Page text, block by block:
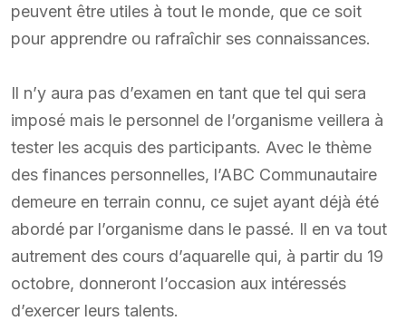
peuvent être utiles à tout le monde, que ce soit
pour apprendre ou rafraîchir ses connaissances.
Il n’y aura pas d’examen en tant que tel qui sera
imposé mais le personnel de l’organisme veillera à
tester les acquis des participants. Avec le thème
des finances personnelles, l’ABC Communautaire
demeure en terrain connu, ce sujet ayant déjà été
abordé par l’organisme dans le passé. Il en va tout
autrement des cours d’aquarelle qui, à partir du 19
octobre, donneront l’occasion aux intéressés
d’exercer leurs talents.